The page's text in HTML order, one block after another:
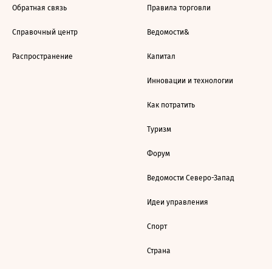
Обратная связь
Справочный центр
Распространение
Правила торговли
Ведомости&
Капитал
Инновации и технологии
Как потратить
Туризм
Форум
Ведомости Северо-Запад
Идеи управления
Спорт
Страна